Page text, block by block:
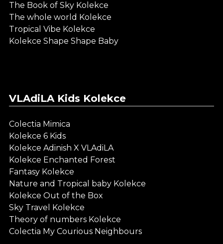
The Book of Sky Kolekce
The whole world Kolekce
Tropical Vibe Kolekce
Kolekce Shape Shape Baby
VLAdiLA Kids Kolekce
Colectia Mimica
Kolekce 6 Kids
Kolekce Adinish X VLAdiLA
Kolekce Enchanted Forest
Fantasy Kolekce
Nature and Tropical baby Kolekce
Kolekce Out of the Box
Sky Travel Kolekce
Theory of numbers Kolekce
Colectia My Courious Neighbours